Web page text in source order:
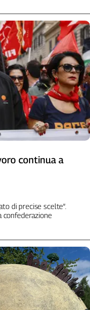
continua a
di precise scelte”.
confederazione